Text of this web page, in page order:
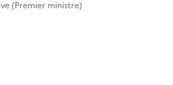
(Premier ministre)